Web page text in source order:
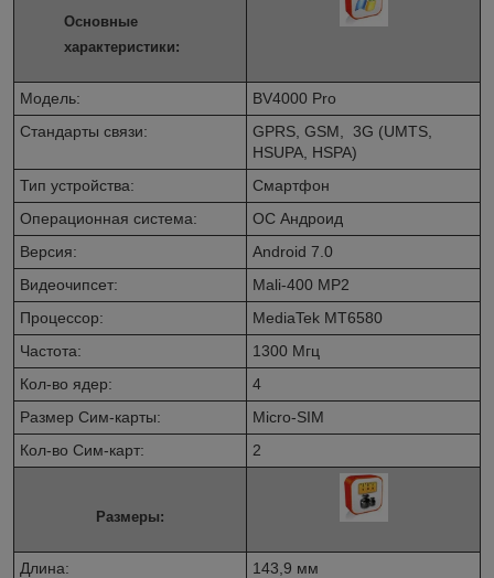
Основные
характеристики:
Модель:
BV4000 Pro
Стандарты связи:
GPRS, GSM, 3G (UMTS,
HSUPA, HSPA)
Тип устройства:
Смартфон
Операционная система:
ОС Андроид
Версия:
Android 7.0
Видеочипсет:
Mali-400 MP2
Процессор:
MediaTek MT6580
Частота:
1300 Мгц
Кол-во ядер:
4
Размер Сим-карты:
Micro-SIM
Кол-во Сим-карт:
2
Размеры:
Длина:
143,9 мм